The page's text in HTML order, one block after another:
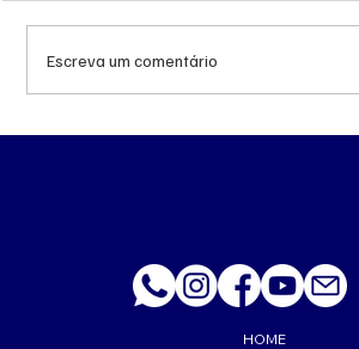
Escreva um comentário
HOME